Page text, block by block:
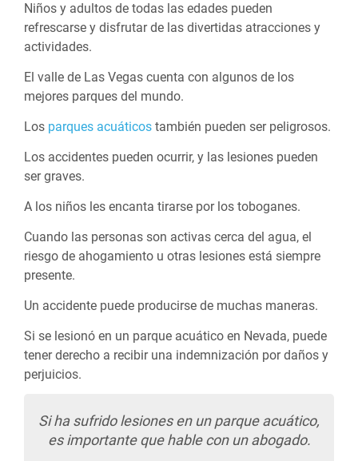
Niños y adultos de todas las edades pueden
refrescarse y disfrutar de las divertidas atracciones y
actividades.
El valle de Las Vegas cuenta con algunos de los
mejores parques del mundo.
Los parques acuáticos también pueden ser peligrosos.
Los accidentes pueden ocurrir, y las lesiones pueden
ser graves.
A los niños les encanta tirarse por los toboganes.
Cuando las personas son activas cerca del agua, el
riesgo de ahogamiento u otras lesiones está siempre
presente.
Un accidente puede producirse de muchas maneras.
Si se lesionó en un parque acuático en Nevada, puede
tener derecho a recibir una indemnización por daños y
perjuicios.
Si ha sufrido lesiones en un parque acuático,
es importante que hable con un abogado.